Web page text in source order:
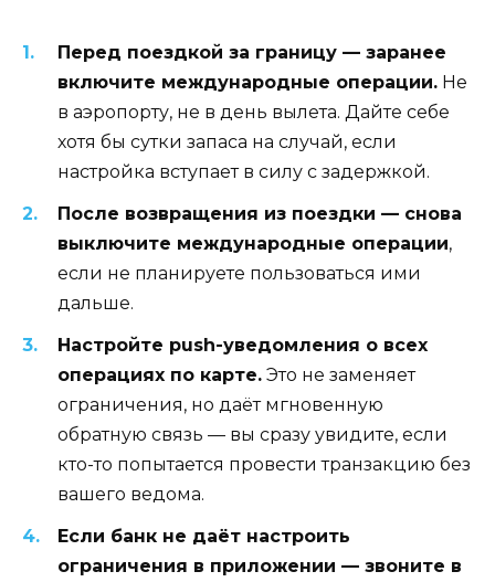
Перед поездкой за границу — заранее
включите международные операции. Не
в аэропорту, не в день вылета. Дайте себе
хотя бы сутки запаса на случай, если
настройка вступает в силу с задержкой.
После возвращения из поездки — снова
выключите международные операции,
если не планируете пользоваться ими
дальше.
Настройте push-уведомления о всех
операциях по карте. Это не заменяет
ограничения, но даёт мгновенную
обратную связь — вы сразу увидите, если
кто-то попытается провести транзакцию без
вашего ведома.
Если банк не даёт настроить
ограничения в приложении — звоните в